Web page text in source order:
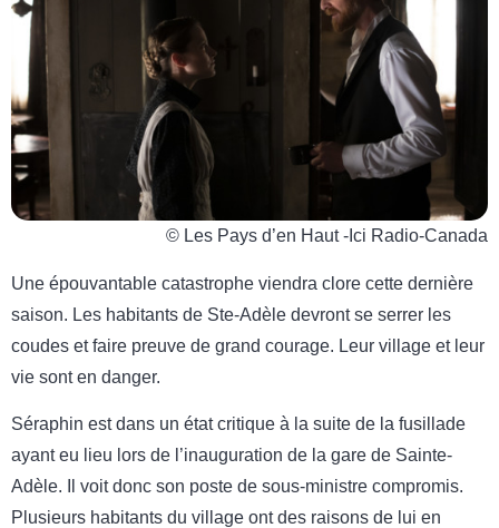
© Les Pays d’en Haut -Ici Radio-Canada
Une épouvantable catastrophe viendra clore cette dernière
saison. Les habitants de Ste-Adèle devront se serrer les
coudes et faire preuve de grand courage. Leur village et leur
vie sont en danger.
Séraphin est dans un état critique à la suite de la fusillade
ayant eu lieu lors de l’inauguration de la gare de Sainte-
Adèle. Il voit donc son poste de sous-ministre compromis.
Plusieurs habitants du village ont des raisons de lui en